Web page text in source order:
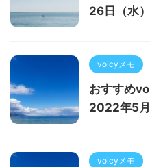
26日（水）
voicyメモ
おすすめ
2022年5月
voicyメモ